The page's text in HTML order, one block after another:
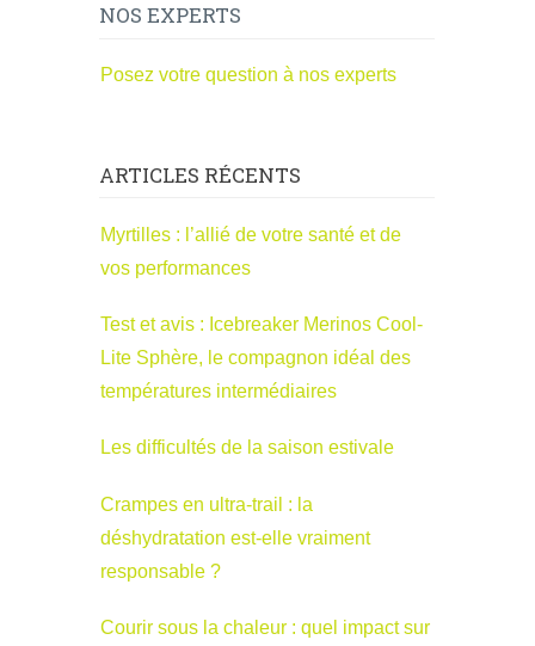
NOS EXPERTS
Posez votre question à nos experts
ARTICLES RÉCENTS
Myrtilles : l’allié de votre santé et de
vos performances
Test et avis : Icebreaker Merinos Cool-
Lite Sphère, le compagnon idéal des
températures intermédiaires
Les difficultés de la saison estivale
Crampes en ultra-trail : la
déshydratation est-elle vraiment
responsable ?
Courir sous la chaleur : quel impact sur